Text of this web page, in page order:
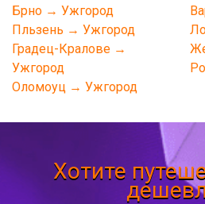
Брно → Ужгород
Пльзень → Ужгород
Градец-Кралове →
Ужгород
Оломоуц → Ужгород
Хотите